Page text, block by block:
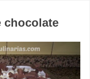
chocolate